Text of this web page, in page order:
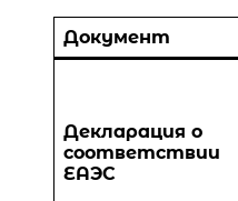
Документ
Декларация о
соответствии
ЕАЭС